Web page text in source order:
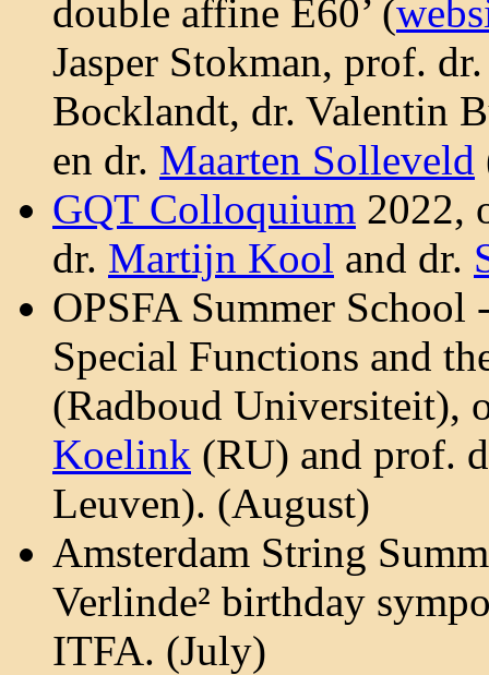
double affine E60’ (
Jasper Stokman, prof.
Bocklandt, dr. Valentin
en dr. Maarten Solleveld
GQT Colloquium 2022,
dr. Martijn Kool and dr.
OPSFA Summer
Special Functions and
(Radboud Universiteit),
Koelink (RU) and prof.
Leuven). (August)
Amsterdam String
Verlinde² birthday
ITFA. (July)